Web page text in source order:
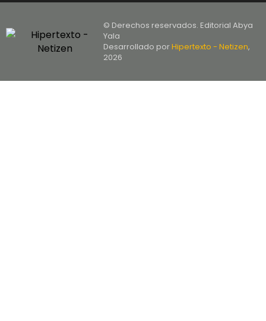
© Derechos reservados. Editorial Abya
Yala
Desarrollado porHipertexto - Netizen,
2026